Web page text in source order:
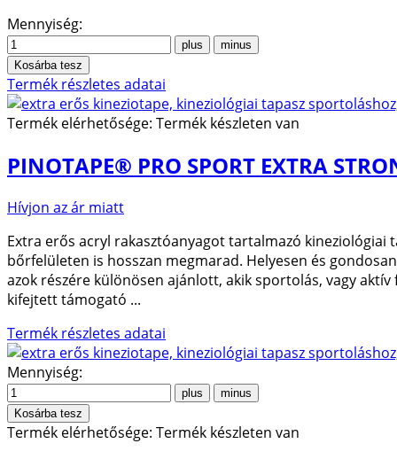
Mennyiség:
Termék részletes adatai
Termék elérhetősége: Termék készleten van
PINOTAPE® PRO SPORT EXTRA
Hívjon az ár miatt
Extra erős acryl rakasztóanyagot tartalmazó
bőrfelületen is hosszan megmarad. Helyesen és
azok részére különösen ajánlott, akik sportolás, vagy
kifejtett támogató ...
Termék részletes adatai
Mennyiség:
Termék elérhetősége: Termék készleten van